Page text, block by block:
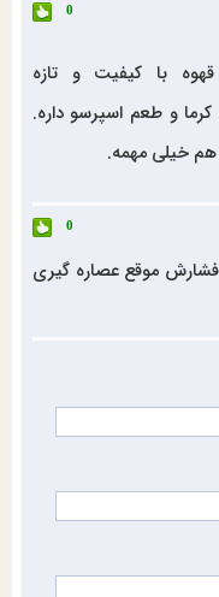
0
قهوه با کیفیت و تازه
و طعم اسپرسو داره.
خیلی مهمه.
0
فشارش موقع عصاره گیری